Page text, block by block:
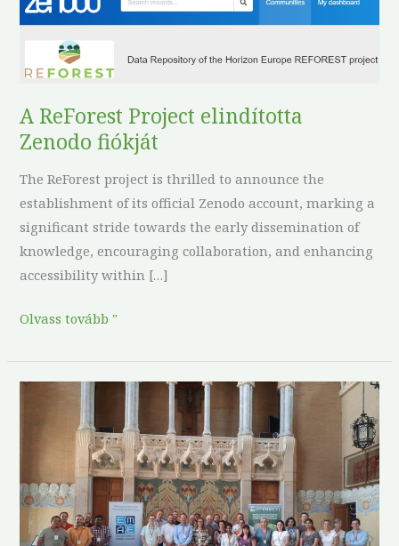
A ReForest Project elindította
Zenodo fiókját
The ReForest project is thrilled to announce the
establishment of its official Zenodo account, marking a
significant stride towards the early dissemination of
knowledge, encouraging collaboration, and enhancing
accessibility within […]
ReForest
Project
elindította
fiókját
Olvass tovább "
partnertalálkozója
Spanyolországban:
Erős
együttműködés